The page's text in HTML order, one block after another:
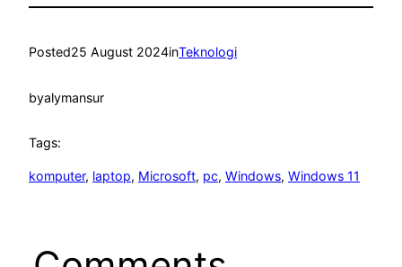
Posted25 August 2024inTeknologi
byalymansur
Tags:
komputer, laptop, Microsoft, pc, Windows, Windows 11